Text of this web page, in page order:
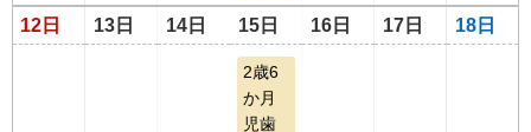
12日 13日 14日 15日 16日 17日 18日
2歳6
か月
児歯